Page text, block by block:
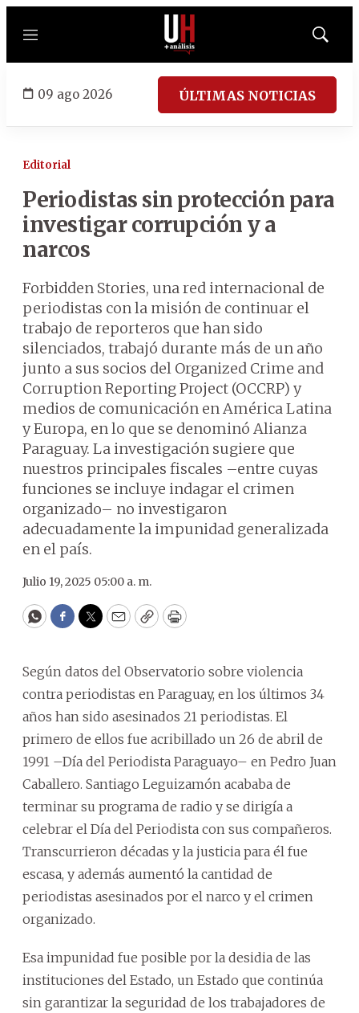
Menú
Mostrar
09 ago 2026 ÚLTIMAS NOTICIAS
Editorial
Periodistas sin protección para
investigar corrupción y a
narcos
Forbidden Stories, una red internacional de
periodistas con la misión de continuar el
trabajo de reporteros que han sido
silenciados, trabajó durante más de un año
junto a sus socios del Organized Crime and
Corruption Reporting Project (OCCRP) y
medios de comunicación en América Latina
y Europa, en lo que se denominó Alianza
Paraguay. La investigación sugiere que
nuestros principales fiscales –entre cuyas
funciones se incluye indagar el crimen
organizado– no investigaron
adecuadamente la impunidad generalizada
en el país.
Julio 19, 2025 05:00 a. m.
WhatsApp
Facebook
Twitter
EmailCopyPrint
Según datos del Observatorio sobre violencia
contra periodistas en Paraguay, en los últimos 34
años han sido asesinados 21 periodistas. El
primero de ellos fue acribillado un 26 de abril de
1991 –Día del Periodista Paraguayo– en Pedro Juan
Caballero. Santiago Leguizamón acababa de
terminar su programa de radio y se dirigía a
celebrar el Día del Periodista con sus compañeros.
Transcurrieron décadas y la justicia para él fue
escasa, y además aumentó la cantidad de
periodistas asesinados por el narco y el crimen
organizado.
Esa impunidad fue posible por la desidia de las
instituciones del Estado, un Estado que continúa
sin garantizar la seguridad de los trabajadores de